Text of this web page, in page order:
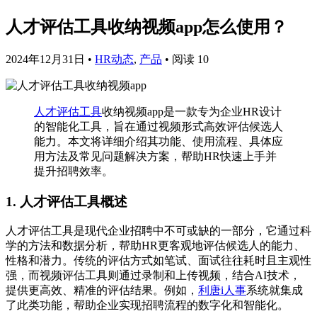
人才评估工具收纳视频app怎么使用？
2024年12月31日 • HR动态, 产品 • 阅读 10
人才评估工具收纳视频app是一款专为企业HR设计
的智能化工具，旨在通过视频形式高效评估候选人
能力。本文将详细介绍其功能、使用流程、具体应
用方法及常见问题解决方案，帮助HR快速上手并
提升招聘效率。
1. 人才评估工具概述
人才评估工具是现代企业招聘中不可或缺的一部分，它通过科
学的方法和数据分析，帮助HR更客观地评估候选人的能力、
性格和潜力。传统的评估方式如笔试、面试往往耗时且主观性
强，而视频评估工具则通过录制和上传视频，结合AI技术，
提供更高效、精准的评估结果。例如， 利唐i人事系统就集成
了此类功能，帮助企业实现招聘流程的数字化和智能化。